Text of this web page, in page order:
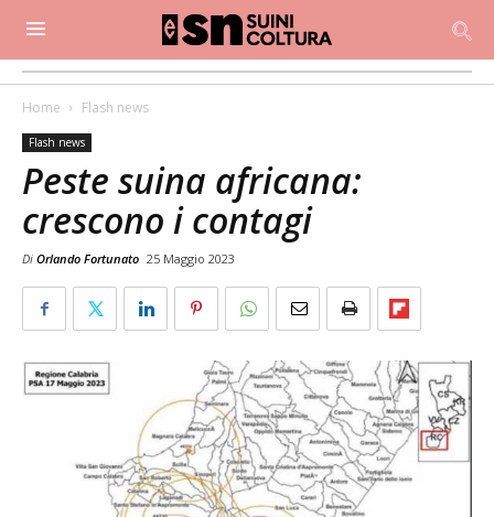
Home Flash news
Flash news
Peste suina africana:
crescono i contagi
Di Orlando Fortunato 25 Maggio 2023